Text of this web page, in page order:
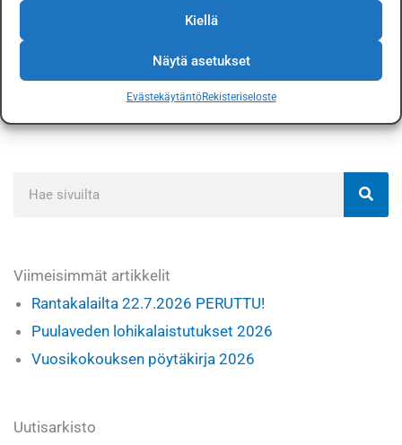
Kiellä
Näytä asetukset
EvästekäytäntöRekisteriseloste
Kiellot ja rajoitukset ovat voimassa koko Puulan
asetusten mukaisesti. Linkki kalatalouden
keskusliiton merkintäohjeisiintästä.
Viimeisimmät artikkelit
Rantakalailta 22.7.2026 PERUTTU!
Puulaveden lohikalaistutukset 2026
Vuosikokouksen pöytäkirja 2026
Uutisarkisto